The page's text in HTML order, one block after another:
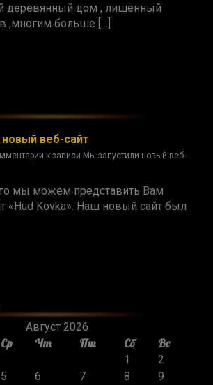
деревянный дом , лишенный
,многим больше […]
веб-сайт
к записи Мы запустили новый веб-
мы можем представить Вам
«Hud Kovka». Наш новый сайт был
Август 2026
Ср Чт Пт Сб Вс
1
2
5 6 7 8
9